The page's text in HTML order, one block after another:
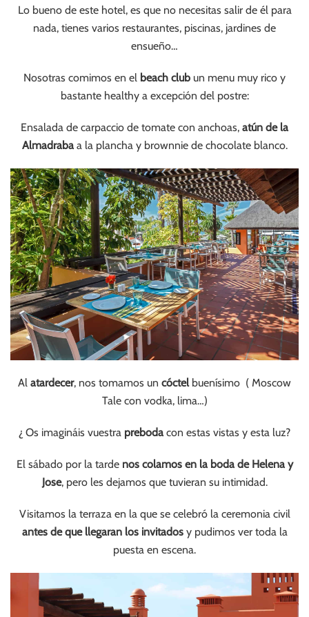
Lo bueno de este hotel, es que no necesitas salir de él para
nada, tienes varios restaurantes, piscinas, jardines de
ensueño…
Nosotras comimos en el beach club un menu muy rico y
bastante healthy a excepción del postre:
Ensalada de carpaccio de tomate con anchoas, atún de la
Almadrabaa la plancha y brownnie de chocolate blanco.
Al atardecer, nos tomamos un cóctelbuenísimo ( Moscow
Tale con vodka, lima…)
¿ Os imagináis vuestra prebodacon estas vistas y esta luz?
El sábado por la tarde nos colamos en la boda de Helena y
Jose, pero les dejamos que tuvieran su intimidad.
Visitamos la terraza en la que se celebró la ceremonia civil
antes de que llegaran los invitadosy pudimos ver toda la
puesta en escena.